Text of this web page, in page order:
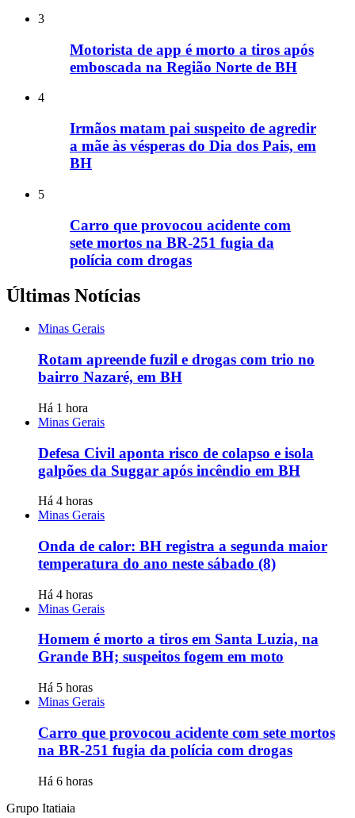
3
Motorista de app é morto a tiros após
emboscada na Região Norte de BH
4
Irmãos matam pai suspeito de agredir
a mãe às vésperas do Dia dos Pais, em
BH
5
Carro que provocou acidente com
sete mortos na BR-251 fugia da
polícia com drogas
Últimas Notícias
Minas Gerais
Rotam apreende fuzil e drogas com trio no
bairro Nazaré, em BH
Há 1 hora
Minas Gerais
Defesa Civil aponta risco de colapso e isola
galpões da Suggar após incêndio em BH
Há 4 horas
Minas Gerais
Onda de calor: BH registra a segunda maior
temperatura do ano neste sábado (8)
Há 4 horas
Minas Gerais
Homem é morto a tiros em Santa Luzia, na
Grande BH; suspeitos fogem em moto
Há 5 horas
Minas Gerais
Carro que provocou acidente com sete mortos
na BR-251 fugia da polícia com drogas
Há 6 horas
Grupo Itatiaia